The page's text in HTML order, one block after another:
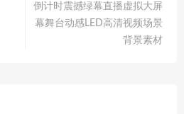
倒计时震撼绿幕直播虚拟大屏
幕舞台动感LED高清视频场景
背景素材